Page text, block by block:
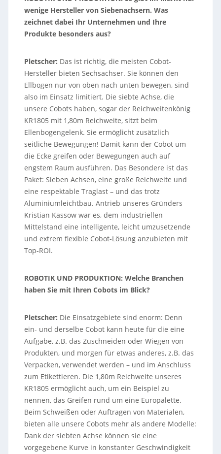
wenige Hersteller von Siebenachsern. Was
zeichnet dabei Ihr Unternehmen und Ihre
Produkte besonders aus?
Pletscher: Das ist richtig, die meisten Cobot-
Hersteller bieten Sechsachser. Sie können den
Ellbogen nur von oben nach unten bewegen, sind
also im Einsatz limitiert. Die siebte Achse, die
unsere Cobots haben, sogar der Reichweitenkönig
KR1805 mit 1,80m Reichweite, sitzt beim
Ellenbogengelenk. Sie ermöglicht zusätzlich
seitliche Bewegungen! Damit kann der Cobot um
die Ecke greifen oder Bewegungen auch auf
engstem Raum ausführen. Das Besondere ist das
Paket: Sieben Achsen, eine große Reichweite und
eine respektable Traglast – und das trotz
Aluminiumleichtbau. Antrieb unseres Gründers
Kristian Kassow war es, dem industriellen
Mittelstand eine intelligente, leicht umzusetzende
und extrem flexible Cobot-Lösung anzubieten mit
Top-ROI.
ROBOTIK UND PRODUKTION: Welche Branchen
haben Sie mit Ihren Cobots im Blick?
Pletscher: Die Einsatzgebiete sind enorm: Denn
ein- und derselbe Cobot kann heute für die eine
Aufgabe, z.B. das Zuschneiden oder Wiegen von
Produkten, und morgen für etwas anderes, z.B. das
Verpacken, verwendet werden – und im Anschluss
zum Etikettieren. Die 1,80m Reichweite unseres
KR1805 ermöglicht auch, um ein Beispiel zu
nennen, das Greifen rund um eine Europalette.
Beim Schweißen oder Auftragen von Materialen,
bieten alle unsere Cobots mehr als andere Modelle:
Dank der siebten Achse können sie eine
vorgegebene Kurve in konstanter Geschwindigkeit